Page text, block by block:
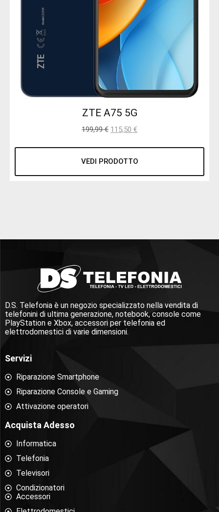
ZTE A75 5G
199,99€ 115,50 €
VEDI PRODOTTO
D.S. Telefonia è un negozio specializzato nella vendita di
telefonini di ultima generazione, notebook, console come
PlayStation e Xbox, accessori per telefonia ed
elettrodomestici di varie dimensioni.
Servizi
Riparazione Smartphone
Riparazione Console e Gaming
Attivazione operatori
Acquista Adesso
Informatica
Telefonia
Televisori
Condizionatori
Accessori